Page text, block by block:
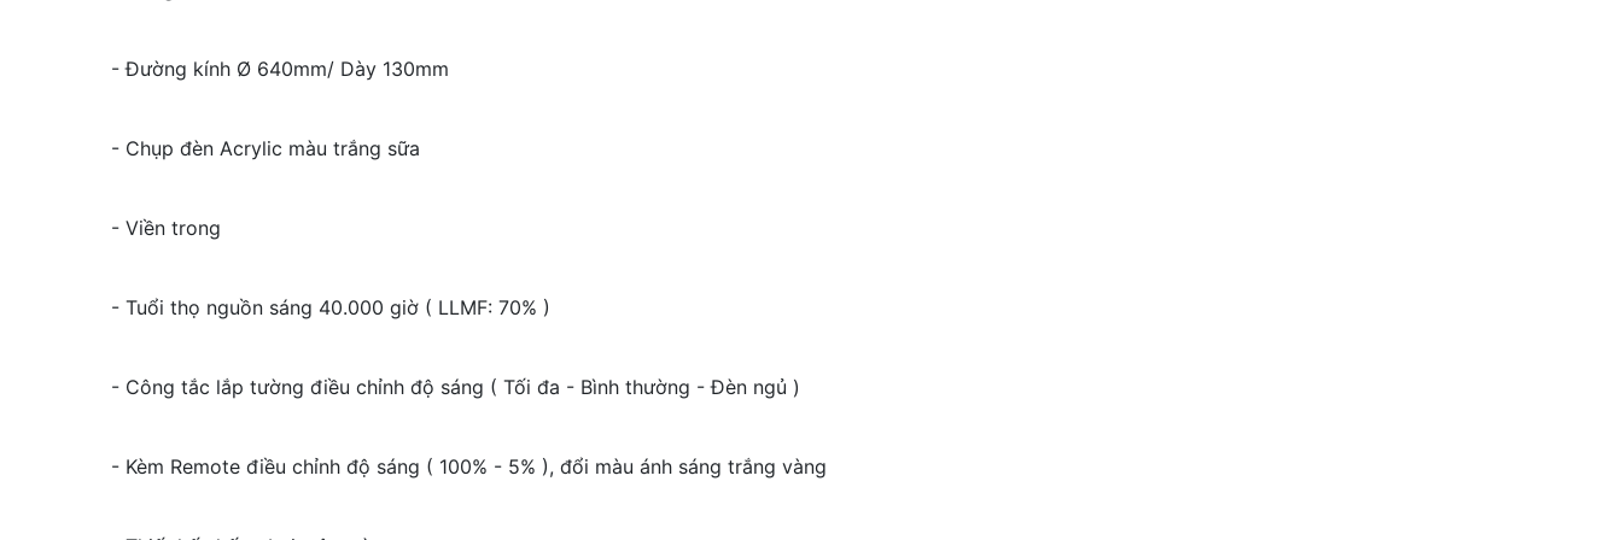
- Đường kính Ø 640mm/ Dày 130mm
- Chụp đèn Acrylic màu trắng sữa
- Viền trong
- Tuổi thọ nguồn sáng 40.000 giờ ( LLMF: 70% )
- Công tắc lắp tường điều chỉnh độ sáng ( Tối đa - Bình thường - Đèn ngủ )
- Kèm Remote điều chỉnh độ sáng ( 100% - 5% ), đổi màu ánh sáng trắng vàng